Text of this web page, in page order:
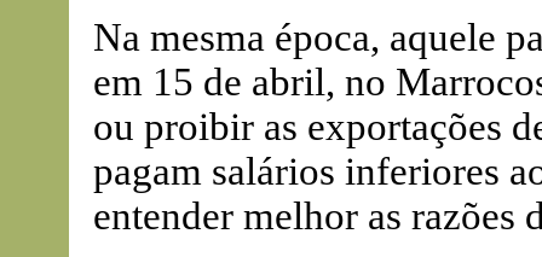
Na mesma época, aquele
em 15 de abril, no
ou proibir as exportações
pagam salários inferiores
entender melhor as razões